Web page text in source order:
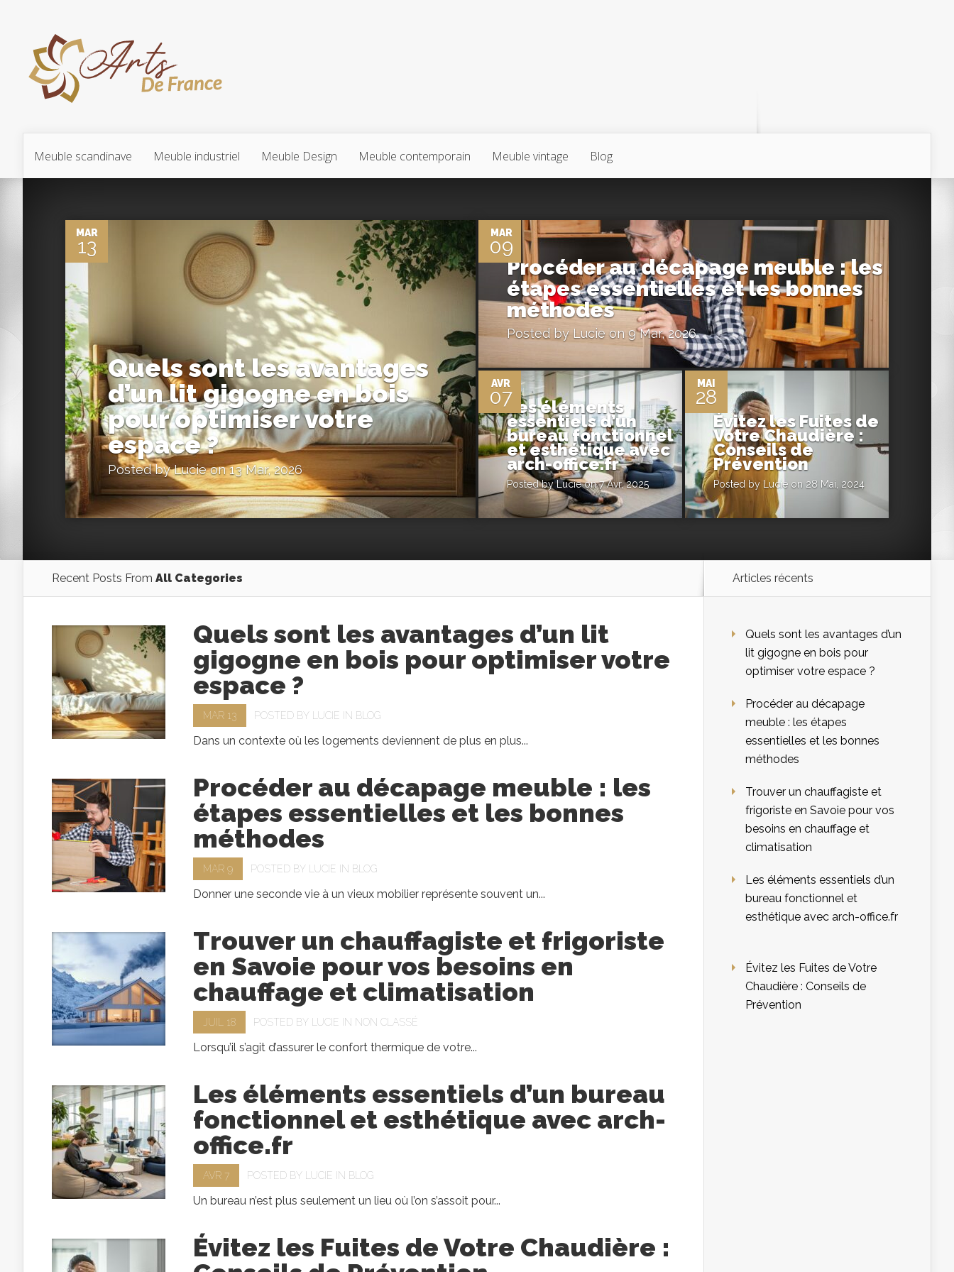
Meuble scandinave Meuble industriel Meuble Design Meuble contemporain Meuble vintage Blog
MAR
13
Quels sont les avantages
d’un lit gigogne en bois
pour optimiser votre
espace ?
Posted byLucieon 13 Mar, 2026
MAR
09
Procéder au décapage meuble : les
étapes essentielles et les bonnes
méthodes
Posted by Lucieon 9 Mar, 2026
AVR
07Les éléments
essentiels d’un
bureau fonctionnel
et esthétique avec
arch-office.fr
Posted byLucieon 7 Avr, 2025
MAI
28
0
Évitez les Fuites de
Votre Chaudière :
Conseils de
Prévention
Posted by Lucieon 28 Mai, 2024
Recent Posts From All Categories
Quels sont les avantages d’un lit
gigogne en bois pour optimiser votre
espace ?
MAR 13 POSTED BY LUCIE IN BLOG
Dans un contexte où les logements deviennent de plus en plus...
Procéder au décapage meuble : les
étapes essentielles et les bonnes
méthodes
MAR 9 POSTED BY LUCIE IN BLOG
Donner une seconde vie à un vieux mobilier représente souvent un...
Trouver un chauffagiste et frigoriste
en Savoie pour vos besoins en
chauffage et climatisation
JUIL 18 POSTED BY LUCIE IN NON CLASSÉ
Lorsqu’il s’agit d’assurer le confort thermique de votre...
Les éléments essentiels d’un bureau
fonctionnel et esthétique avec arch-
office.fr
AVR 7 POSTED BY LUCIE IN BLOG
Un bureau n’est plus seulement un lieu où l’on s’assoit pour...
Évitez les Fuites de Votre Chaudière :
Articles récents
Quels sont les avantages d’un
lit gigogne en bois pour
optimiser votre espace ?
Procéder au décapage
meuble : les étapes
essentielles et les bonnes
méthodes
Trouver un chauffagiste et
frigoriste en Savoie pour vos
besoins en chauffage et
climatisation
Les éléments essentiels d’un
bureau fonctionnel et
esthétique avec arch-office.fr
Évitez les Fuites de Votre
Chaudière : Conseils de
Prévention